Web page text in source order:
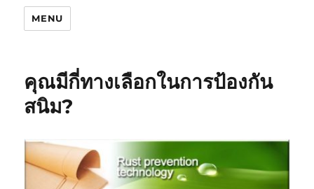
MENU
คุณมีกี่ทางเลือกในการป้องกัน
สนิม?